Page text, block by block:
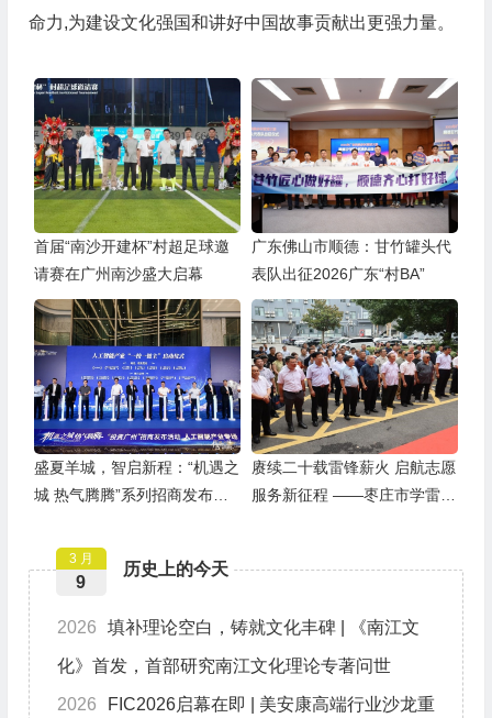
命力,为建设文化强国和讲好中国故事贡献出更强力量。
首届“南沙开建杯”村超足球邀
请赛在广州南沙盛大启幕
广东佛山市顺德：甘竹罐头代
表队出征2026广东“村BA”
盛夏羊城，智启新程：“机遇之
城 热气腾腾”系列招商发布活
赓续二十载雷锋薪火 启航志愿
服务新征程 ——枣庄市学雷锋
历史上的今天
3 月
9
2026 填补理论空白，铸就文化丰碑 | 《南江文
化》首发，首部研究南江文化理论专著问世
2026 FIC2026启幕在即 | 美安康高端行业沙龙重